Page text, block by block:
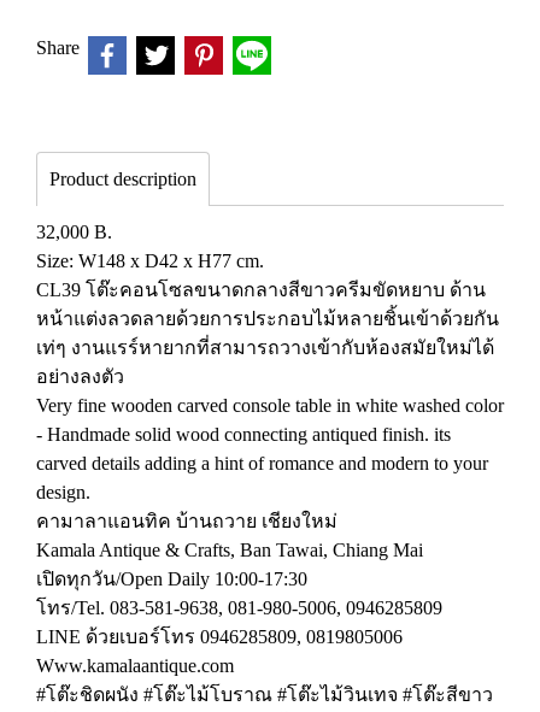
Share
Product description
32,000 B.
Size: W148 x D42 x H77 cm.
CL39 โต๊ะคอนโซลขนาดกลางสีขาวครีมขัดหยาบ ด้าน
หน้าแต่งลวดลายด้วยการประกอบไม้หลายชิ้นเข้าด้วยกัน
เท่ๆ งานแรร์หายากที่สามารถวางเข้ากับห้องสมัยใหม่ได้
อย่างลงตัว
Very fine wooden carved console table in white washed color
- Handmade solid wood connecting antiqued finish. its
carved details adding a hint of romance and modern to your
design.
คามาลาแอนทิค บ้านถวาย เชียงใหม่
Kamala Antique & Crafts, Ban Tawai, Chiang Mai
เปิดทุกวัน/Open Daily 10:00-17:30
โทร/Tel. 083-581-9638, 081-980-5006, 0946285809
LINE ด้วยเบอร์โทร 0946285809, 0819805006
Www.kamalaantique.com
#โต๊ะชิดผนัง #โต๊ะไม้โบราณ #โต๊ะไม้วินเทจ #โต๊ะสีขาว